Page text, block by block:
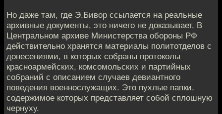
Но даже там, где Э.Бивор ссылается на реальные
архивные документы, это ничего не доказывает. В
Центральном архиве Министерства обороны РФ
действительно хранятся материалы политотделов с
донесениями, в которых собраны протоколы
красноармейских, комсомольских и партийных
собраний с описанием случаев девиантного
поведения военнослужащих. Это пухлые папки,
содержимое которых представляет собой сплошную
чернуху.